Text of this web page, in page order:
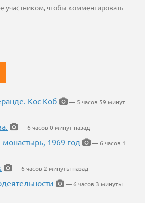
участником, чтобы комментировать
Кос Коб
— 5 часов 59 минут
— 6 часов 0 минут назад
1969 год
— 6 часов 1
— 6 часов 2 минуты назад
— 6 часов 3 минуты